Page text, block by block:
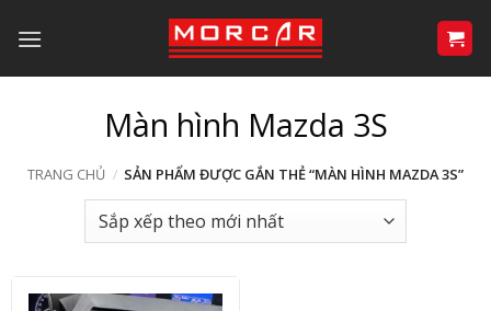
qua
nội
Màn hình Mazda 3S
TRANG CHỦ / SẢN PHẨM ĐƯỢC GẮN THẺ “MÀN HÌNH MAZDA 3S”